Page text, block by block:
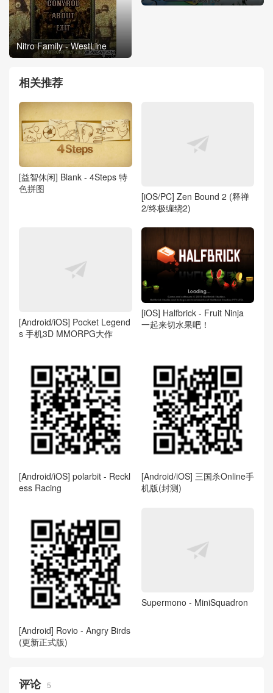
Nitro Family - WestLine
相关推荐
[益智休闲] Blank - 4Steps 特
色拼图
[iOS/PC] Zen Bound 2 (释禅
2/终极缠绕2)
[Android/iOS] Pocket Legend
s 手机3D MMORPG大作
[iOS] Halfbrick - Fruit Ninja
一起来切水果吧！
[Android/iOS] polarbit - Reckl
ess Racing
[Android/iOS] 三国杀Online手
机版(封测)
[Android] Rovio - Angry Birds
(更新正式版)
Supermono - MiniSquadron
评论 5